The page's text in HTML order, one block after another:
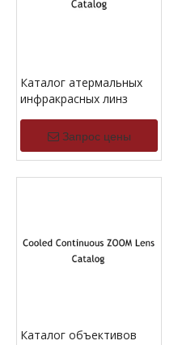
Каталог атермальных
инфракрасных линз
Запрос цены
Каталог объективов